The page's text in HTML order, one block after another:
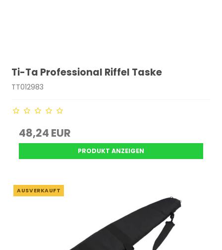
Ti-Ta Professional Riffel Taske
TT012983
48,24 EUR
PRODUKT ANZEIGEN
AUSVERKAUFT